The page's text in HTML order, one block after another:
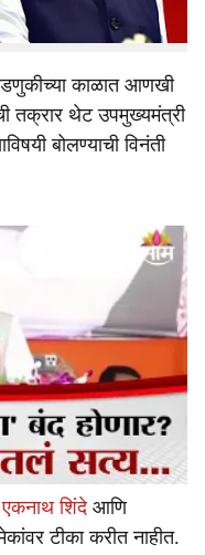
झाले आहेत.
काळात आणखी
तक्रार थेट उपमुख्यमंत्री
बोलण्याची विनंती
एकनाथ शिंदे आणि
टीका करीत नाहीत.